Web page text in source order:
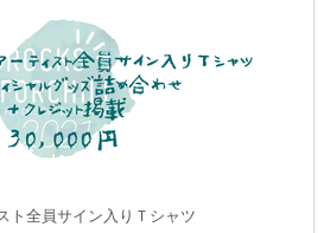
ト全員サイン入りＴシャツ